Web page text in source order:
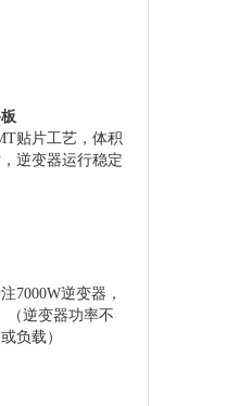
贴片工艺，体积
逆变器运行稳定
7000W逆变器，
（逆变器功率不
负载）